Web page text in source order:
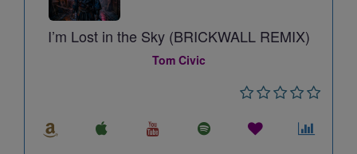
I’m Lost in the Sky (BRICKWALL REMIX)
Tom Civic